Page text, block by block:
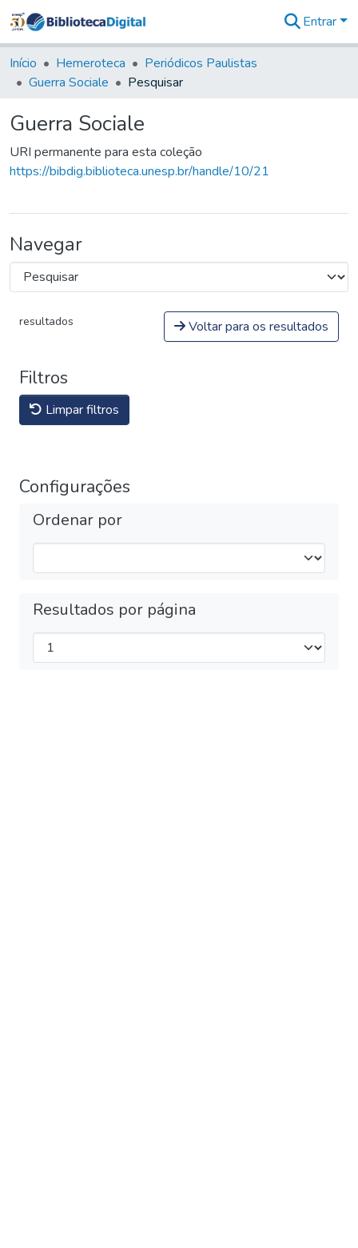
&
Coleções
Tudo na
Estatísticas
Entrar
Início Hemeroteca
Periódicos Paulistas
Guerra Sociale
Pesquisar
Guerra Sociale
URI permanente para esta coleção
https://bibdig.biblioteca.unesp.br/handle/10/21
Navegar
resultados Voltar para os resultados
Filtros
Limpar filtros
Configurações
Ordenar por
Resultados por página